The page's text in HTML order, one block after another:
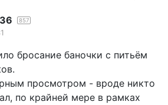
857
бросание баночки с питьём
просмотром - вроде никто
по крайней мере в рамках